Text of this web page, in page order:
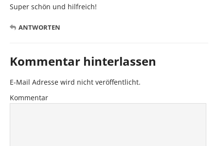
Super schön und hilfreich!
ANTWORTEN
Kommentar hinterlassen
E-Mail Adresse wird nicht veröffentlicht.
Kommentar